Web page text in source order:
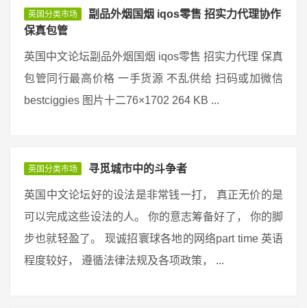
英国分类市场
副品外烟国烟 iqos零售 招实力代理协作
保真包管
英国中文论坛副品外烟国烟 iqos零售 招实力代理 保真
包管同行最高价格 一手货源 不乱供给 扫码或加微信
bestciggies 图片十二76×1702 264 KB ...
英国分类市场 寻觅城市中的斗争者
英国中文论坛好的设法是非常钱一打， 真正无价的是
可以完成这些设法的人。 你的意志筹备好了， 你的脚
步也就轻盈了。 现诚招寰球各地的网络part time 英语
程度较好， 遵循法律法规及各项政策， ...